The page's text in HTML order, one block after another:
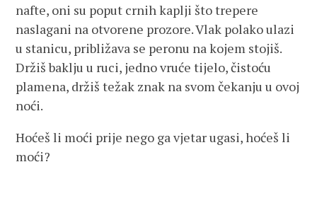
nafte, oni su poput crnih kaplji što trepere
naslagani na otvorene prozore. Vlak polako ulazi
u stanicu, približava se peronu na kojem stojiš.
Držiš baklju u ruci, jedno vruće tijelo, čistoću
plamena, držiš težak znak na svom čekanju u ovoj
noći.
Hoćeš li moći prije nego ga vjetar ugasi, hoćeš li
moći?